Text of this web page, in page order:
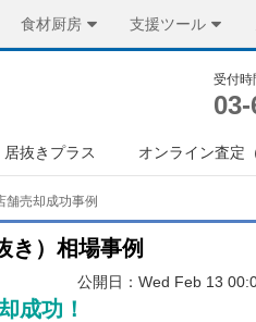
食材厨房 支援ツール
受付時
居抜きプラス オンライン査定
舗売却成功事例
き）相場事例
公開日：Wed Feb 13
成功！